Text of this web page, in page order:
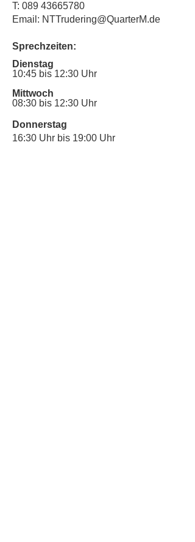
T: 089 43665780
Email: NTTrudering@QuarterM.de
Sprechzeiten:
Dienstag
10:45 bis 12:30 Uhr
Mittwoch
08:30 bis 12:30 Uhr
Donnerstag
16:30 Uhr bis 19:00 Uhr